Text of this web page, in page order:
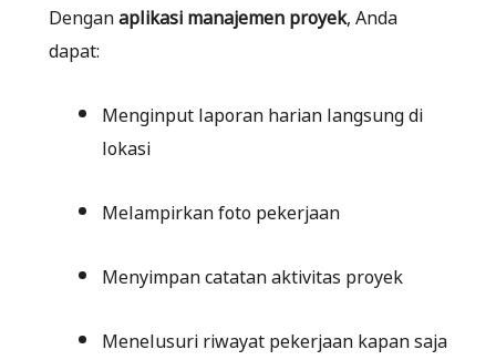
Denganaplikasi manajemen proyek, Anda
dapat:
Menginput laporan harian langsung di
lokasi
Melampirkan foto pekerjaan
Menyimpan catatan aktivitas proyek
Menelusuri riwayat pekerjaan kapan saja